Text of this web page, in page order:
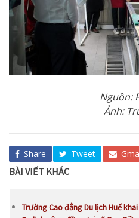
Nguồn:
Ảnh:
Share Tweet
BÀI VIẾT KHÁC
Trường Cao đẳng Du lịch Huế